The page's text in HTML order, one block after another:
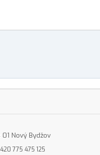
Nový Bydžov
775 475 125